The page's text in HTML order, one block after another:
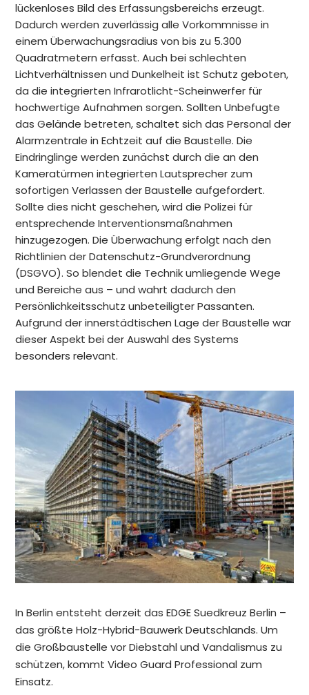
lückenloses Bild des Erfassungsbereichs erzeugt.
Dadurch werden zuverlässig alle Vorkommnisse in
einem Überwachungsradius von bis zu 5.300
Quadratmetern erfasst. Auch bei schlechten
Lichtverhältnissen und Dunkelheit ist Schutz geboten,
da die integrierten Infrarotlicht-Scheinwerfer für
hochwertige Aufnahmen sorgen. Sollten Unbefugte
das Gelände betreten, schaltet sich das Personal der
Alarmzentrale in Echtzeit auf die Baustelle. Die
Eindringlinge werden zunächst durch die an den
Kameratürmen integrierten Lautsprecher zum
sofortigen Verlassen der Baustelle aufgefordert.
Sollte dies nicht geschehen, wird die Polizei für
entsprechende Interventionsmaßnahmen
hinzugezogen. Die Überwachung erfolgt nach den
Richtlinien der Datenschutz-Grundverordnung
(DSGVO). So blendet die Technik umliegende Wege
und Bereiche aus – und wahrt dadurch den
Persönlichkeitsschutz unbeteiligter Passanten.
Aufgrund der innerstädtischen Lage der Baustelle war
dieser Aspekt bei der Auswahl des Systems
besonders relevant.
In Berlin entsteht derzeit das EDGE Suedkreuz Berlin –
das größte Holz-Hybrid-Bauwerk Deutschlands. Um
die Großbaustelle vor Diebstahl und Vandalismus zu
schützen, kommt Video Guard Professional zum
Einsatz.